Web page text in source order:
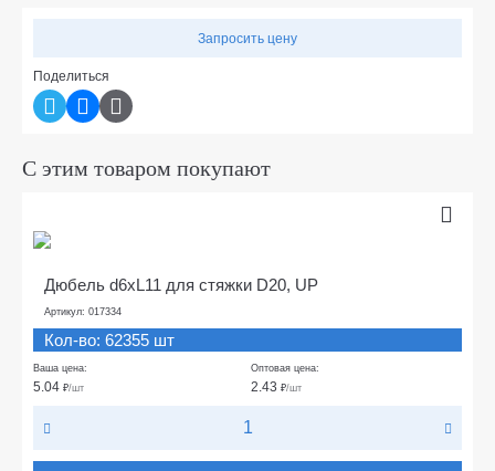
Запросить цену
Поделиться
С этим товаром покупают
Дюбель d6xL11 для стяжки D20, UP
Артикул: 017334
Кол-во: 62355 шт
Ваша цена:
5.04 ₽/шт
Оптовая цена:
2.43 ₽/шт